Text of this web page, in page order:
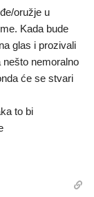
oružje u
Kada bude
glas i prozivali
nemoralno
će se stvari
to bi